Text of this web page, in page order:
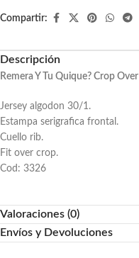
Compartir:
Descripción
Remera Y Tu Quique? Crop Over
Jersey algodon 30/1.
Estampa serigrafica frontal.
Cuello rib.
Fit over crop.
Cod: 3326
Valoraciones (0)
Envíos y Devoluciones